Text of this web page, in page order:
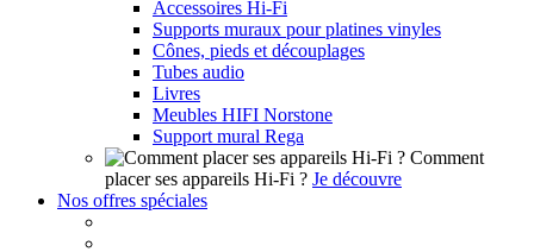
Accessoires Hi-Fi
Supports muraux pour platines vinyles
Cônes, pieds et découplages
Tubes audio
Livres
Meubles HIFI Norstone
Support mural Rega
Comment
placer ses appareils Hi-Fi ? Je découvre
Nos offres spéciales